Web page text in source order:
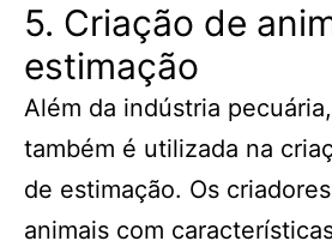
5. Criação de
estimação
Além da indústria
também é utilizada na
de estimação. Os
animais com